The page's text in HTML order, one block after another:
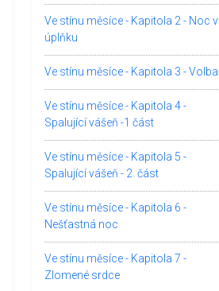
Ve stínu měsíce - Kapitola 2 - Noc v
úplňku
Ve stínu měsíce - Kapitola 3 - Volba
Ve stínu měsíce - Kapitola 4 -
Spalující vášeň -1 část
Ve stínu měsíce - Kapitola 5 -
Spalující vášeň - 2. část
Ve stínu měsíce - Kapitola 6 -
Nešťastná noc
Ve stínu měsíce - Kapitola 7 -
Zlomené srdce